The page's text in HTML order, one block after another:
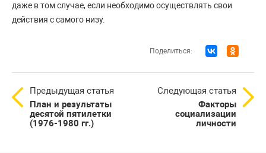
даже в том случае, если необходимо осуществлять свои
действия с самого низу.
Поделиться:
Предыдущая статья
План и результаты
десятой пятилетки
(1976-1980 гг.)
Следующая статья
Факторы
социализации
личности